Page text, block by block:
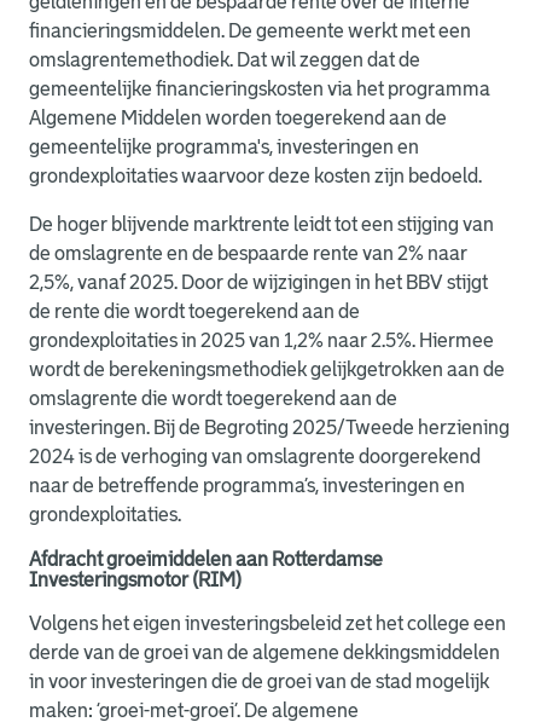
financieringsmiddelen. De gemeente werkt met een
omslagrentemethodiek. Dat wil zeggen dat de
gemeentelijke financieringskosten via het programma
Algemene Middelen worden toegerekend aan de
gemeentelijke programma's, investeringen en
grondexploitaties waarvoor deze kosten zijn bedoeld.
De hoger blijvende marktrente leidt tot een stijging van
de omslagrente en de bespaarde rente van 2% naar
2,5%, vanaf 2025. Door de wijzigingen in het BBV stijgt
de rente die wordt toegerekend aan de
grondexploitaties in 2025 van 1,2% naar 2.5%. Hiermee
wordt de berekeningsmethodiek gelijkgetrokken aan de
omslagrente die wordt toegerekend aan de
investeringen. Bij de Begroting 2025/Tweede herziening
2024 is de verhoging van omslagrente doorgerekend
naar de betreffende programma’s, investeringen en
grondexploitaties.
Afdracht groeimiddelen aan Rotterdamse
Investeringsmotor (RIM)
Volgens het eigen investeringsbeleid zet het college een
derde van de groei van de algemene dekkingsmiddelen
in voor investeringen die de groei van de stad mogelijk
maken: ‘groei-met-groei’. De algemene